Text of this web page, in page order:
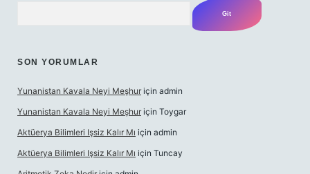
SON YORUMLAR
Yunanistan Kavala Neyi Meşhur için admin
Yunanistan Kavala Neyi Meşhur için Toygar
Aktüerya Bilimleri Işsiz Kalır Mı için admin
Aktüerya Bilimleri Işsiz Kalır Mı için Tuncay